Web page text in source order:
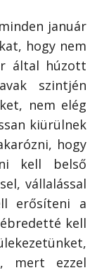
január
hogy nem
által húzott
szintjén
nem elég
kiürülnek
hogy
kell belső
vállalással
erősíteni a
kell
mert ezzel